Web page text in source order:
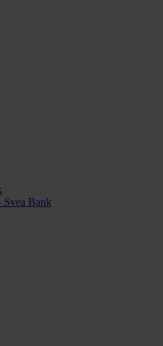
Svea Bank